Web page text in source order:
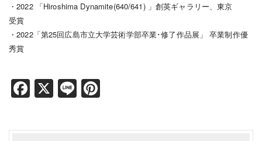
・2022 「Hiroshima Dynamite(640/641) 」創英ギャラリー、東京
受賞
・2022「第25回広島市立大学芸術学部卒業･修了作品展」 卒業制作優
秀賞
Facebook
X Line